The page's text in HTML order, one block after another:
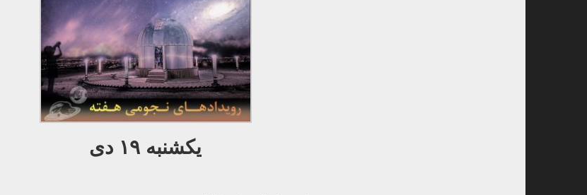
یکشنبه ۱۹ دی